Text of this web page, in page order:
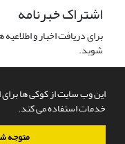
این وب سایت از کوکی ها برای
خدمات استفاده می کند.
متوجه
اشتراک خبرنامه
برای دریافت اخبار و
شوید.